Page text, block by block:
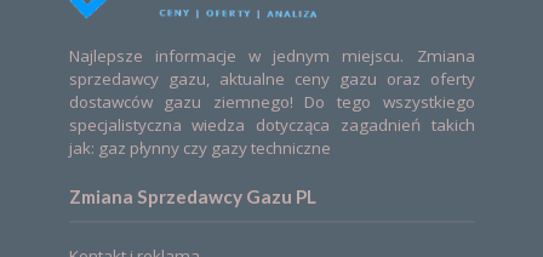
Najlepsze informacje w jednym miejscu. Zmiana
sprzedawcy gazu, aktualne ceny gazu oraz oferty
dostawców gazu ziemnego! Do tego wszystkiego
specjalistyczna wiedza dotycząca zagadnień takich
jak: gaz płynny czy gazy techniczne
Zmiana Sprzedawcy Gazu PL